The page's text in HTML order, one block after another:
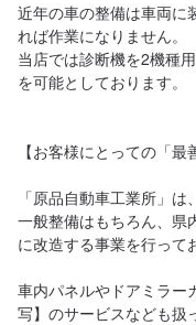
近年の車の整備は車両に
れば作業になりません。
当店では診断機を2機種
を可能としております。
【お客様にとっての「最
「原品自動車工業所」は
一般整備はもちろん、県
に改造する事業を行って
車内パネルやドアミラー
写】のサービスなども扱